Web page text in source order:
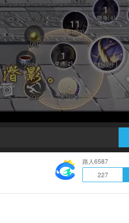
路人6587
227